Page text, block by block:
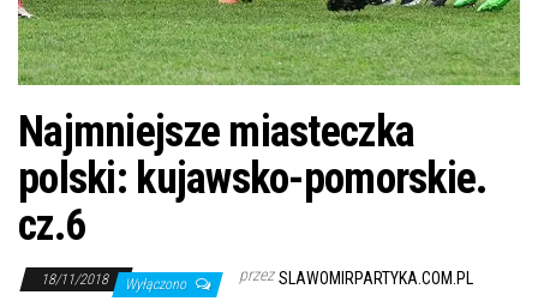
Najmniejsze miasteczka
polski: kujawsko-pomorskie.
cz.6
18/11/2018 Wyłączono przez SLAWOMIRPARTYKA.COM.PL